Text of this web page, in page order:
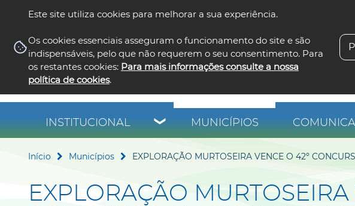
Este site utiliza cookies para melhorar a sua experiência.
Os cookies essenciais asseguram o funcionamento do site e são
indispensáveis, pelo que não requerem o seu consentimento. Para
os restantes cookies: Para mais informações consulte a nossa
política de cookies.
INSTITUCIONAL MUNICÍPIOS
Início Municípios EXPLORAÇÃO MURTOSEIRA VENCE O 42º
EXPLORAÇÃO